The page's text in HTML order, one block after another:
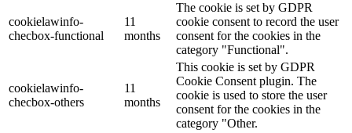
cookielawinfo-
checbox-functional
11
months
The cookie is set by GDPR
cookie consent to record the user
consent for the cookies in the
category "Functional".
cookielawinfo-
checbox-others
11
months
This cookie is set by GDPR
Cookie Consent plugin. The
cookie is used to store the user
consent for the cookies in the
category "Other.